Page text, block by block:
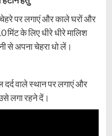
पर लगाएं और काले घरों और
मिंट के लिए धीरे धीरे मालिश
से अपना चेहरा धो लें।
दर्द वाले स्थान पर लगाएं और
लगा रहने दें।